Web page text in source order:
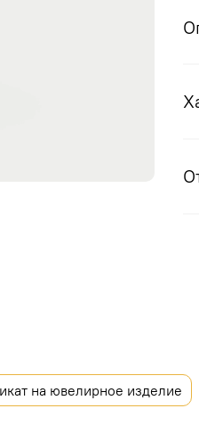
на ювелирное изделие